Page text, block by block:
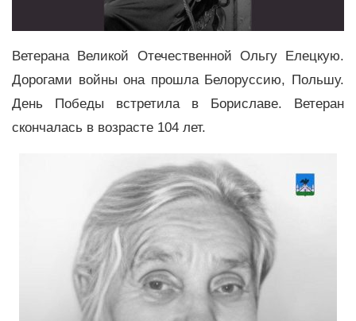
Ветерана Великой Отечественной Ольгу Елецкую.
Дорогами войны она прошла Белоруссию, Польшу.
День Победы встретила в Бориславе. Ветеран
скончалась в возрасте 104 лет.